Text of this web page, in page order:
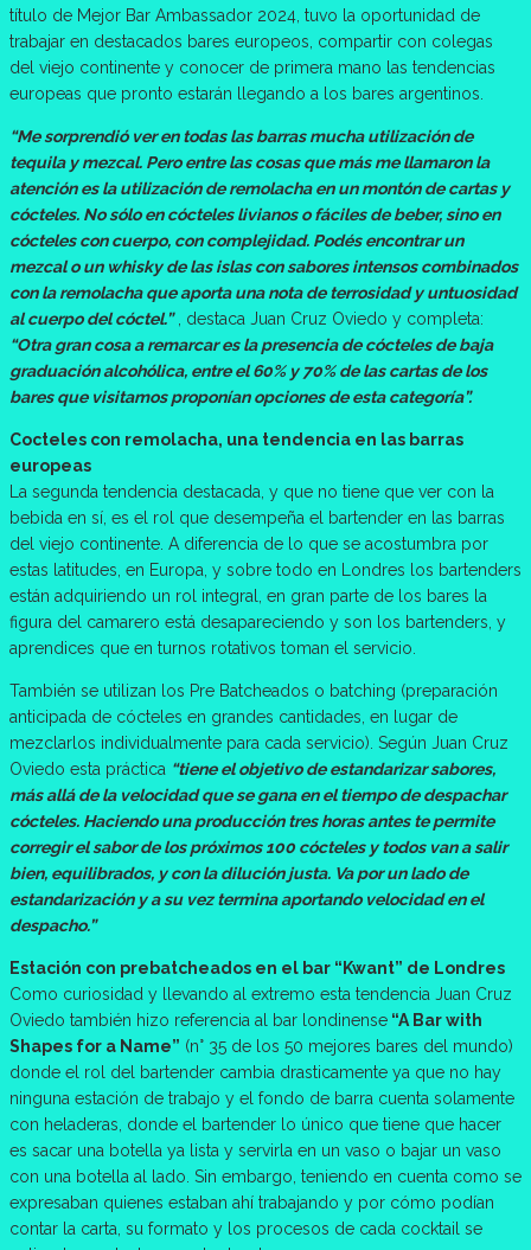
título de Mejor Bar Ambassador 2024, tuvo la oportunidad de
trabajar en destacados bares europeos, compartir con colegas
del viejo continente y conocer de primera mano las tendencias
europeas que pronto estarán llegando a los bares argentinos.
“Me sorprendió ver en todas las barras mucha utilización de
tequila y mezcal. Pero entre las cosas que más me llamaron la
atención es la utilización de remolacha en un montón de cartas y
cócteles. No sólo en cócteles livianos o fáciles de beber, sino en
cócteles con cuerpo, con complejidad. Podés encontrar un
mezcal o un whisky de las islas con sabores intensos combinados
con la remolacha que aporta una nota de terrosidad y untuosidad
al cuerpo del cóctel.”, destaca Juan Cruz Oviedo y completa:
“Otra gran cosa a remarcar es la presencia de cócteles de baja
graduación alcohólica, entre el 60% y 70% de las cartas de los
bares que visitamos proponían opciones de esta categoría”.
Cocteles con remolacha, una tendencia en las barras
europeas
La segunda tendencia destacada, y que no tiene que ver con la
bebida en sí, es el rol que desempeña el bartender en las barras
del viejo continente. A diferencia de lo que se acostumbra por
estas latitudes, en Europa, y sobre todo en Londres los bartenders
están adquiriendo un rol integral, en gran parte de los bares la
figura del camarero está desapareciendo y son los bartenders, y
aprendices que en turnos rotativos toman el servicio.
También se utilizan los Pre Batcheados o batching (preparación
anticipada de cócteles en grandes cantidades, en lugar de
mezclarlos individualmente para cada servicio). Según Juan Cruz
Oviedo esta práctica “tiene el objetivo de estandarizar sabores,
más allá de la velocidad que se gana en el tiempo de despachar
cócteles. Haciendo una producción tres horas antes te permite
corregir el sabor de los próximos 100 cócteles y todos van a salir
bien, equilibrados, y con la dilución justa. Va por un lado de
estandarización y a su vez termina aportando velocidad en el
despacho.”
Estación con prebatcheados en el bar “Kwant” de Londres
Como curiosidad y llevando al extremo esta tendencia Juan Cruz
Oviedo también hizo referencia al bar londinense “A Bar with
Shapes for a Name” (n° 35 de los 50 mejores bares del mundo)
donde el rol del bartender cambia drasticamente ya que no hay
ninguna estación de trabajo y el fondo de barra cuenta solamente
con heladeras, donde el bartender lo único que tiene que hacer
es sacar una botella ya lista y servirla en un vaso o bajar un vaso
con una botella al lado. Sin embargo, teniendo en cuenta como se
expresaban quienes estaban ahí trabajando y por cómo podían
contar la carta, su formato y los procesos de cada cocktail se